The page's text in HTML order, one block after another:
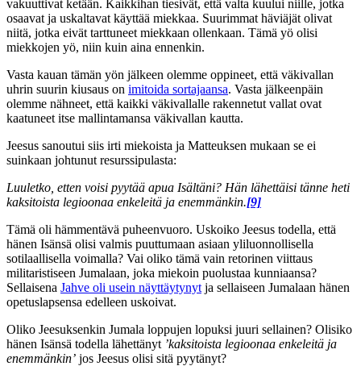
vakuuttivat ketään. Kaikkihan tiesivät, että valta kuului niille, jotka
osaavat ja uskaltavat käyttää miekkaa. Suurimmat häviäjät olivat
niitä, jotka eivät tarttuneet miekkaan ollenkaan. Tämä yö olisi
miekkojen yö, niin kuin aina ennenkin.
Vasta kauan tämän yön jälkeen olemme oppineet, että väkivallan
uhrin suurin kiusaus on imitoida sortajaansa. Vasta jälkeenpäin
olemme nähneet, että kaikki väkivallalle rakennetut vallat ovat
kaatuneet itse mallintamansa väkivallan kautta.
Jeesus sanoutui siis irti miekoista ja Matteuksen mukaan se ei
suinkaan johtunut resurssipulasta:
Luuletko, etten voisi pyytää apua Isältäni? Hän lähettäisi tänne heti
kaksitoista legioonaa enkeleitä ja enemmänkin.[9]
Tämä oli hämmentävä puheenvuoro. Uskoiko Jeesus todella, että
hänen Isänsä olisi valmis puuttumaan asiaan yliluonnollisella
sotilaallisella voimalla? Vai oliko tämä vain retorinen viittaus
militaristiseen Jumalaan, joka miekoin puolustaa kunniaansa?
Sellaisena Jahve oli usein näyttäytynyt ja sellaiseen Jumalaan hänen
opetuslapsensa edelleen uskoivat.
Oliko Jeesuksenkin Jumala loppujen lopuksi juuri sellainen? Olisiko
hänen Isänsä todella lähettänyt ’kaksitoista legioonaa enkeleitä ja
enemmänkin’ jos Jeesus olisi sitä pyytänyt?